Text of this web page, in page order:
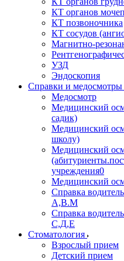
КТ органов
КТ позвоночника
КТ сосудов
Магнитно-
УЗД
Эндоскопия
Справки и медосмотры
Медосмотр
Медицинский
садик)
Медицинский
школу)
Медицинский
учреждения0
Медицинский
Справка
А,В.М
Справка
С,Д,Е
Стоматология
Взрослый прием
Детский прием